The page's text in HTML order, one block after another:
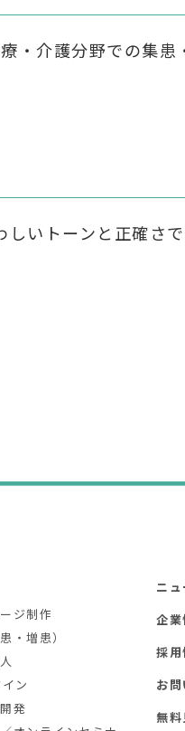
介護分野での集患
いトーンと正確さ
ジ制作
・増患）
ン
発
ニュ
企業
採用
お
無料